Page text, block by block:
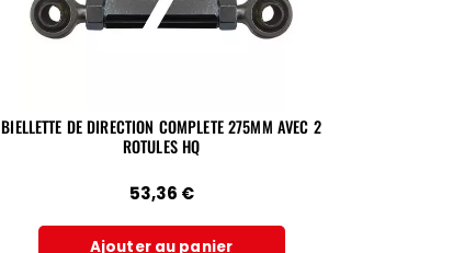
BIELLETTE DE DIRECTION COMPLETE 275MM AVEC 2
ROTULES HQ
53,36 €
Ajouter au panier